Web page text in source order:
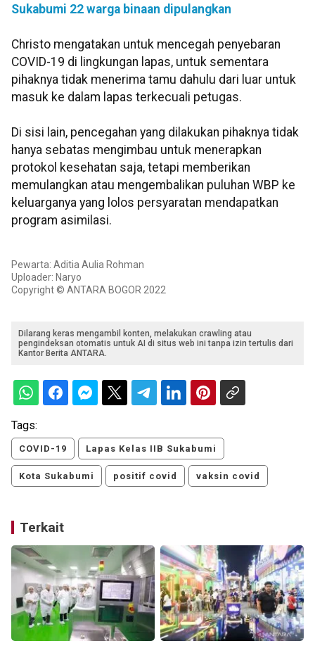
Sukabumi 22 warga binaan dipulangkan
Christo mengatakan untuk mencegah penyebaran
COVID-19 di lingkungan lapas, untuk sementara
pihaknya tidak menerima tamu dahulu dari luar untuk
masuk ke dalam lapas terkecuali petugas.
Di sisi lain, pencegahan yang dilakukan pihaknya tidak
hanya sebatas mengimbau untuk menerapkan
protokol kesehatan saja, tetapi memberikan
memulangkan atau mengembalikan puluhan WBP ke
keluarganya yang lolos persyaratan mendapatkan
program asimilasi.
Pewarta: Aditia Aulia Rohman
Uploader: Naryo
Copyright © ANTARA BOGOR 2022
Dilarang keras mengambil konten, melakukan crawling atau
pengindeksan otomatis untuk AI di situs web ini tanpa izin tertulis dari
Kantor Berita ANTARA.
Tags:
COVID-19 Lapas Kelas IIB Sukabumi
Kota Sukabumi positif covid vaksin covid
Terkait